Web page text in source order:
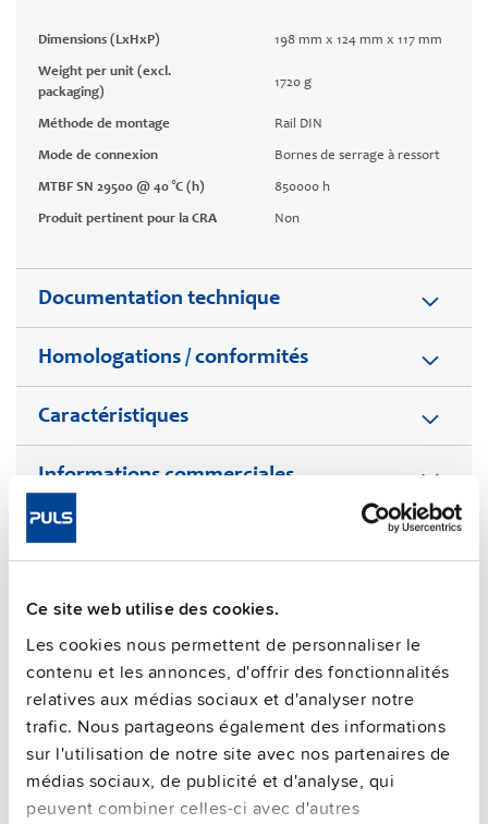
Ce site web utilise des cookies.
Les cookies nous permettent de personnaliser le
contenu et les annonces, d'offrir des fonctionnalités
relatives aux médias sociaux et d'analyser notre
trafic. Nous partageons également des informations
sur l'utilisation de notre site avec nos partenaires de
médias sociaux, de publicité et d'analyse, qui
peuvent combiner celles-ci avec d'autres
Dimensions (LxHxP) 198 mm x 124 mm x 117 mm
Weight per unit (excl.
packaging)
1720 g
Méthode de montage Rail DIN
Mode de connexion Bornes de serrage à ressort
MTBF SN 29500 @ 40 °C (h) 850000 h
Produit pertinent pour la CRA Non
Documentation technique
Homologations / conformités
Caractéristiques
Informations commerciales
This video is hosted by external service. By continuing,
you agree to the external service's privacy policy.
See privacy policy for details
Unités supplémentaires